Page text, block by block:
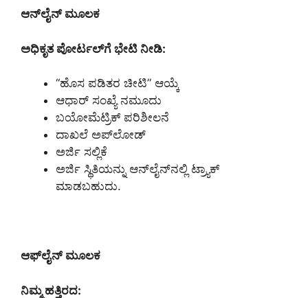
ಆನ್‌ಲೈನ್ ಮೂಲಕ
ಅಧಿಕೃತ ಪೋರ್ಟಲ್‌ಗೆ ಭೇಟಿ ನೀಡಿ:
“ಹೊಸ ಪಡಿತರ ಚೀಟಿ” ಆಯ್ಕೆ
ಆಧಾರ್ ಸಂಖ್ಯೆ ನಮೂದು
ಬಯೋಮೆಟ್ರಿಕ್ ಪರಿಶೀಲನೆ
ದಾಖಲೆ ಅಪ್‌ಲೋಡ್
ಅರ್ಜಿ ಸಲ್ಲಿಕೆ
ಅರ್ಜಿ ಸ್ಥಿತಿಯನ್ನು ಆನ್‌ಲೈನ್‌ನಲ್ಲಿ ಟ್ರ್ಯಾಕ್
ಮಾಡಬಹುದು.
ಆಫ್‌ಲೈನ್ ಮೂಲಕ
ನಿಮ್ಮ ಹತ್ತಿರದ: